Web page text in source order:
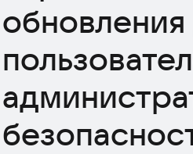
обновления